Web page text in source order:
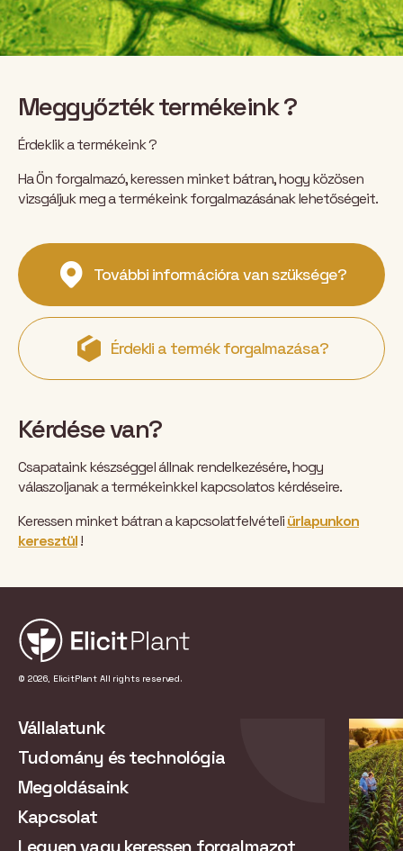
Meggyőzték termékeink ?
Érdeklik a termékeink ?
Ha Ön forgalmazó, keressen minket bátran, hogy közösen
vizsgáljuk meg a termékeink forgalmazásának lehetőségeit.
További információra van szüksége?
Érdekli a termék forgalmazása?
Kérdése van?
Csapataink készséggel állnak rendelkezésére, hogy
válaszoljanak a termékeinkkel kapcsolatos kérdéseire.
Keressen minket bátran a kapcsolatfelvételiűrlapunkon
keresztül!
© 2026, ElicitPlant All rights reserved.
Vállalatunk
Tudomány és technológia
Megoldásaink
Kapcsolat
Legyen vagy keressen forgalmazot